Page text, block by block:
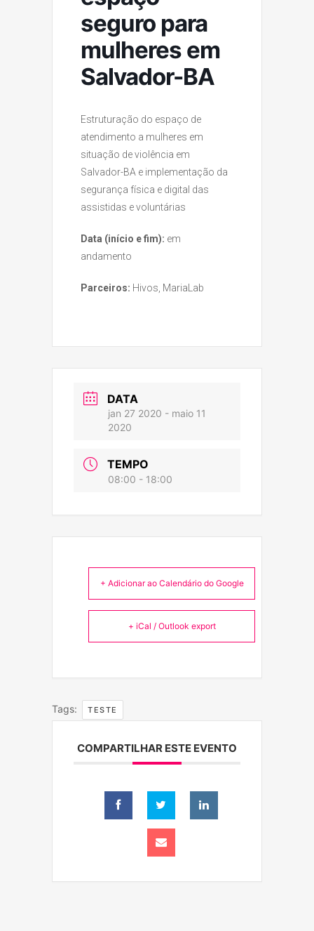
seguro para
mulheres em
Salvador-BA
Estruturação do espaço de
atendimento a mulheres em
situação de violência em
Salvador-BA e implementação da
segurança física e digital das
assistidas e voluntárias
Data (início e fim): em
andamento
Parceiros: Hivos, MariaLab
DATA
jan 27 2020 - maio 11
2020
TEMPO
08:00 - 18:00
+ Adicionar ao Calendário do Google
+ iCal / Outlook export
Tags: TESTE
COMPARTILHAR ESTE EVENTO